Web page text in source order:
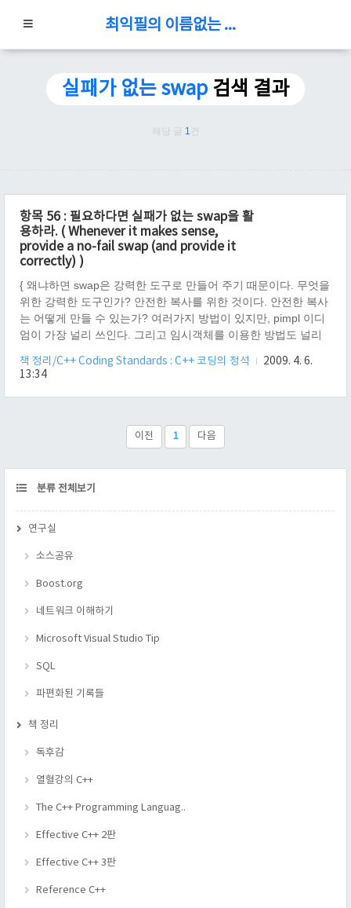
최익필의 이름없는 블로그
실패가 없는 swap 검색 결과
해당 글 1 건
항목 56 : 필요하다면 실패가 없는 swap을 활
용하라. ( Whenever it makes sense,
provide a no-fail swap (and provide it
correctly) )
{ 왜냐하면 swap은 강력한 도구로 만들어 주기 때문이다. 무엇을
위한 강력한 도구인가? 안전한 복사를 위한 것이다. 안전한 복사
는 어떻게 만들 수 있는가? 여러가지 방법이 있지만, pimpl 이디
엄이 가장 널리 쓰인다. 그리고 임시객체를 이용한 방법도 널리
책 정리/C++ Coding Standards : C++ 코딩의 정석
2009. 4. 6.
13:34
이전 1 다음
CATEGORY
분류 전체보기
연구실
소스공유
Boost.org
네트워크 이해하기
Microsoft Visual Studio Tip
SQL
파편화된 기록들
책 정리
독후감
열혈강의 C++
The C++ Programming Languag..
Effective C++ 2판
Effective C++ 3판
Reference C++